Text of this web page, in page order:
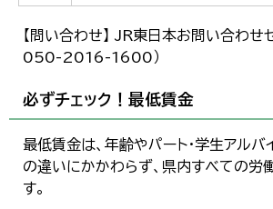
【問い合わせ】 JR東日本お問い合わせ
050-2016-1600）
必ずチェック！最低賃金
最低賃金は、年齢やパート・学生アルバ
の違いにかかわらず、県内すべての労
す。